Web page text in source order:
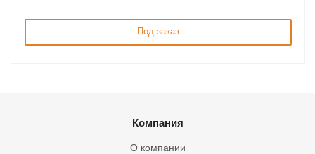
Под заказ
Компания
О компании